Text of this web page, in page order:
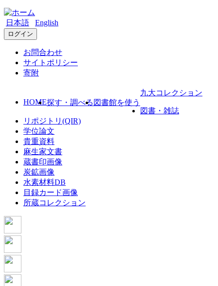
日本語 English
ログイン
お問合わせ
サイトポリシー
寄附
HOME探す・調べる 図書館を使う
九大コレクション
図書・雑誌
リポジトリ(QIR)
学位論文
貴重資料
麻生家文書
蔵書印画像
炭鉱画像
水素材料DB
目録カード画像
所蔵コレクション